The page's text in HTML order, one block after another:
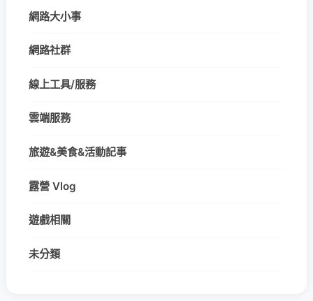
網路大小事
網路社群
線上工具/服務
雲端服務
旅遊&美食&活動記事
露營 Vlog
遊戲相關
未分類